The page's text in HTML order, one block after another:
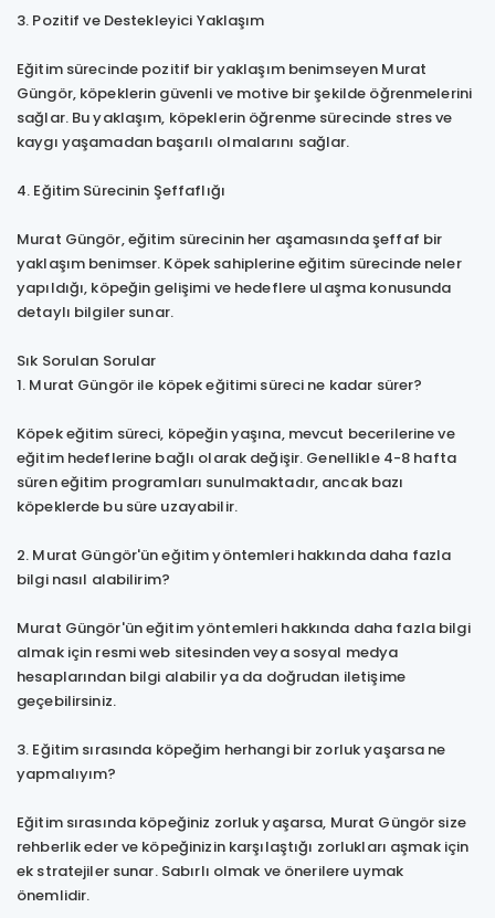
3. Pozitif ve Destekleyici Yaklaşım
Eğitim sürecinde pozitif bir yaklaşım benimseyen Murat
Güngör, köpeklerin güvenli ve motive bir şekilde öğrenmelerini
sağlar. Bu yaklaşım, köpeklerin öğrenme sürecinde stres ve
kaygı yaşamadan başarılı olmalarını sağlar.
4. Eğitim Sürecinin Şeffaflığı
Murat Güngör, eğitim sürecinin her aşamasında şeffaf bir
yaklaşım benimser. Köpek sahiplerine eğitim sürecinde neler
yapıldığı, köpeğin gelişimi ve hedeflere ulaşma konusunda
detaylı bilgiler sunar.
Sık Sorulan Sorular
1. Murat Güngör ile köpek eğitimi süreci ne kadar sürer?
Köpek eğitim süreci, köpeğin yaşına, mevcut becerilerine ve
eğitim hedeflerine bağlı olarak değişir. Genellikle 4-8 hafta
süren eğitim programları sunulmaktadır, ancak bazı
köpeklerde bu süre uzayabilir.
2. Murat Güngör'ün eğitim yöntemleri hakkında daha fazla
bilgi nasıl alabilirim?
Murat Güngör'ün eğitim yöntemleri hakkında daha fazla bilgi
almak için resmi web sitesinden veya sosyal medya
hesaplarından bilgi alabilir ya da doğrudan iletişime
geçebilirsiniz.
3. Eğitim sırasında köpeğim herhangi bir zorluk yaşarsa ne
yapmalıyım?
Eğitim sırasında köpeğiniz zorluk yaşarsa, Murat Güngör size
rehberlik eder ve köpeğinizin karşılaştığı zorlukları aşmak için
ek stratejiler sunar. Sabırlı olmak ve önerilere uymak
önemlidir.